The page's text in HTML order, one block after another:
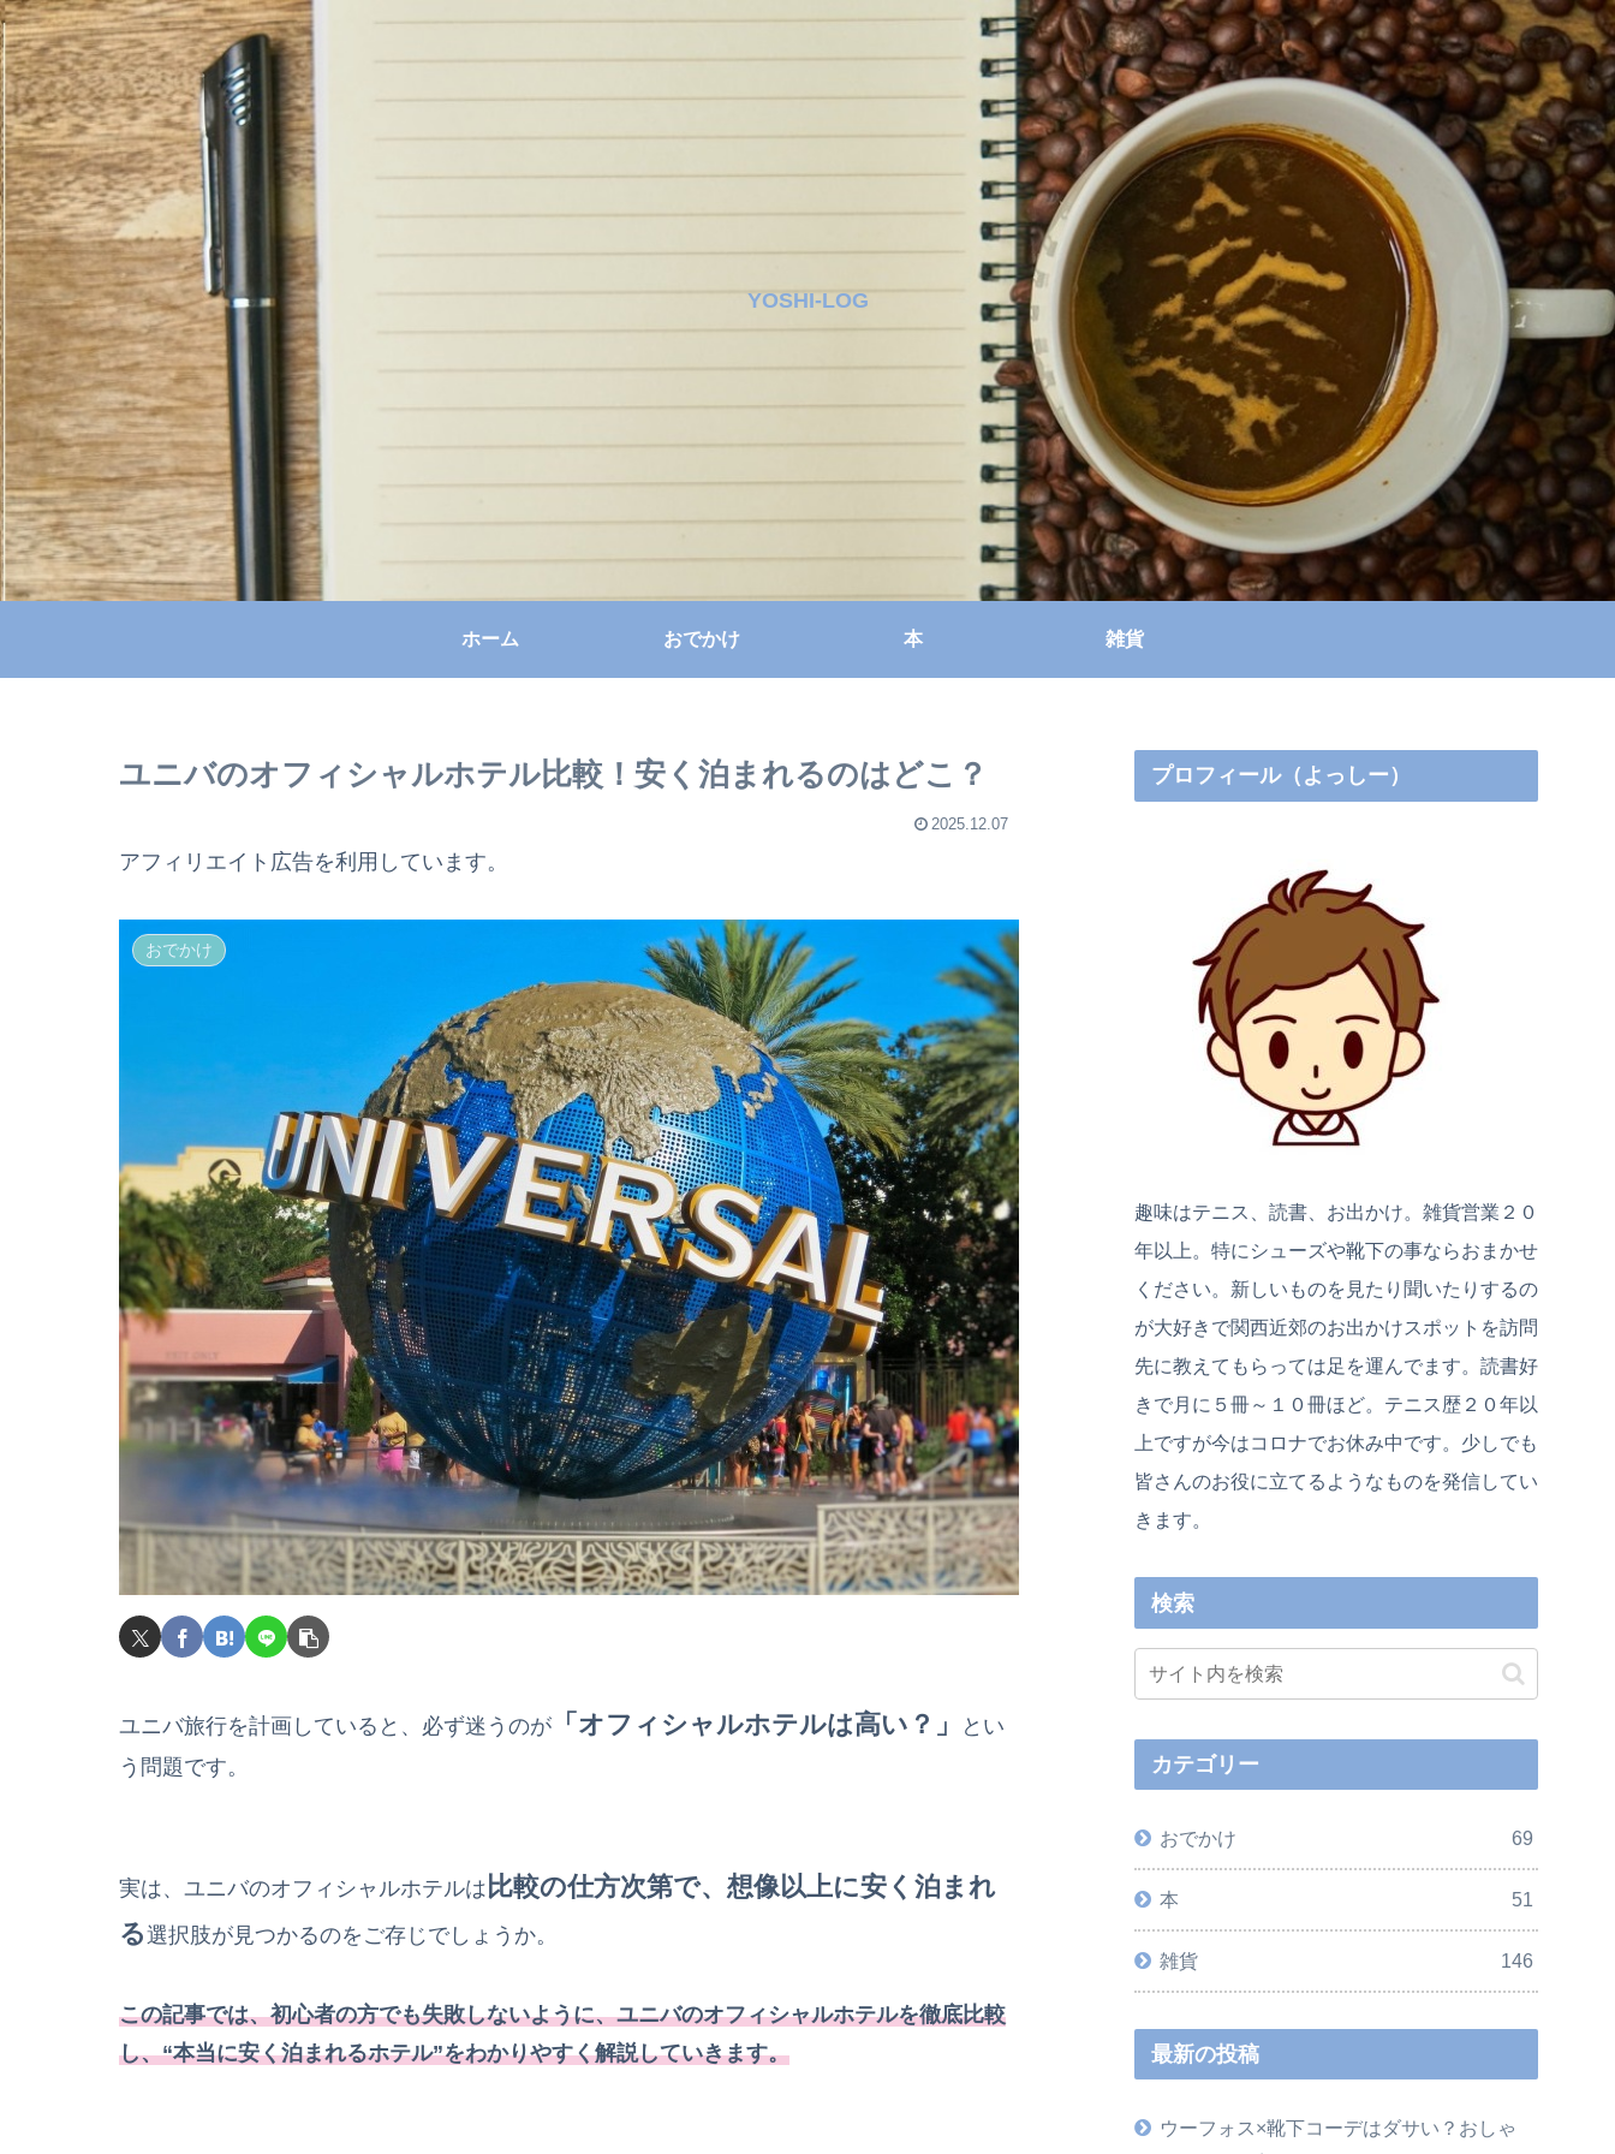
YOSHI-LOG
ホーム おでかけ 本 雑貨
ユニバのオフィシャルホテル比較！安く泊まれるのはどこ？
2025.12.07
アフィリエイト広告を利用しています。
おでかけ
ユニバ旅行を計画していると、必ず迷うのが 「オフィシャルホテルは高い？」
とい
う問題です。
実は、ユニバのオフィシャルホテルは 比較の仕方次第で、想像以上に安く泊まれ
る選択肢が見つかるのをご存じでしょうか。
この記事では、初心者の方でも失敗しないように、ユニバのオフィシャルホテルを徹底比較
し、“本当に安く泊まれるホテル”をわかりやすく解説していきます。
プロフィール（よっしー）
趣味はテニス、読書、お出かけ。雑貨営業２０
年以上。特にシューズや靴下の事ならおまかせ
ください。新しいものを見たり聞いたりするの
が大好きで関西近郊のお出かけスポットを訪問
先に教えてもらっては足を運んでます。読書好
きで月に５冊～１０冊ほど。テニス歴２０年以
上ですが今はコロナでお休み中です。少しでも
皆さんのお役に立てるようなものを発信してい
きます。
検索
カテゴリー
おでかけ 69
本 51
雑貨 146
最新の投稿
ウーフォス×靴下コーデはダサい？おしゃ